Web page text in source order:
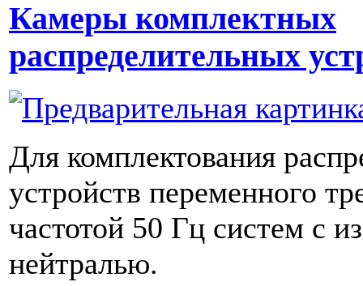
Камеры комплектных
распределительных
Для комплектования
устройств переменного
частотой 50 Гц систем с
нейтралью.